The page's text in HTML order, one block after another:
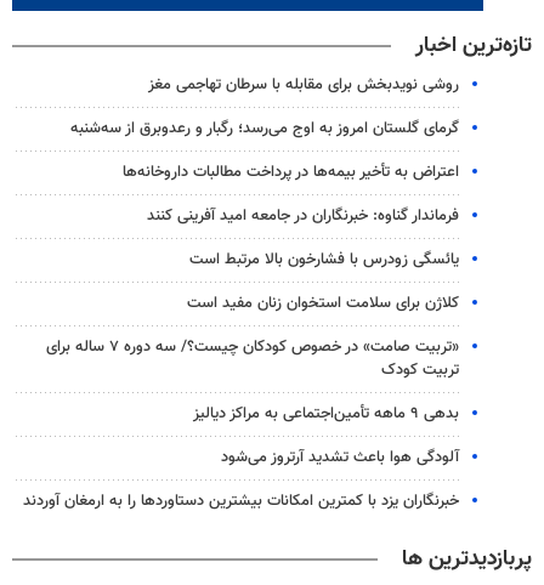
تازه‌ترین اخبار
روشی نویدبخش برای مقابله با سرطان تهاجمی مغز
گرمای گلستان امروز به اوج می‌رسد؛ رگبار و رعدوبرق از سه‌شنبه
اعتراض به تأخیر بیمه‌ها در پرداخت مطالبات داروخانه‌ها
فرماندار گناوه: خبرنگاران در جامعه امید آفرینی کنند
یائسگی زودرس با فشارخون بالا مرتبط است
کلاژن برای سلامت استخوان زنان مفید است
«تربیت صامت» در خصوص کودکان چیست؟/ سه دوره ۷ ساله برای
تربیت کودک
بدهی ۹ ماهه تأمین‌اجتماعی به مراکز دیالیز
آلودگی هوا باعث تشدید آرتروز می‌شود
خبرنگاران یزد با کمترین امکانات بیشترین دستاوردها را به ارمغان آوردند
پربازدیدترین ها